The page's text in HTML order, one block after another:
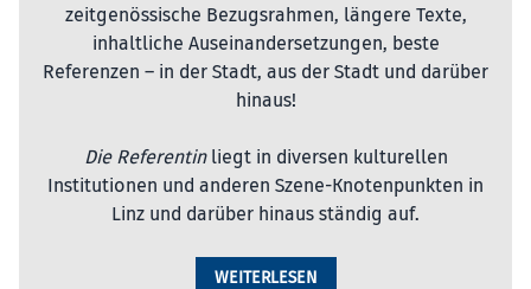
zeitgenössische Bezugsrahmen, längere Texte,
inhaltliche Auseinandersetzungen, beste
Referenzen – in der Stadt, aus der Stadt und darüber
hinaus!
Die Referentinliegt in diversen kulturellen
Institutionen und anderen Szene-Knotenpunkten in
Linz und darüber hinaus ständig auf.
WEITERLESEN